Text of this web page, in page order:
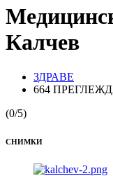
Калчев
ЗДРАВЕ
664
(0/5)
СНИМКИ